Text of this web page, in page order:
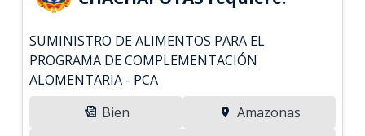
SUMINISTRO DE ALIMENTOS PARA EL
PROGRAMA DE COMPLEMENTACIÓN
ALOMENTARIA - PCA
Bien
Amazonas